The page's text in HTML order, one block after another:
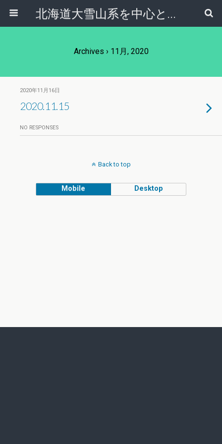
北海道大雪山系を中心とした登山・自然ガイド｜大雪山倶楽部ブログ
Archives › 11月, 2020
2020年11月16日
2020.11.15
NO RESPONSES
Back to top
Mobile Desktop